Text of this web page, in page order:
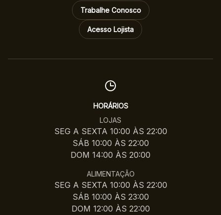
Trabalhe Conosco
Acesso Lojista
HORÁRIOS
LOJAS
SEG A SEXTA 10:00 ÀS 22:00
SÁB 10:00 ÀS 22:00
DOM 14:00 ÀS 20:00
ALIMENTAÇÃO
SEG A SEXTA 10:00 ÀS 22:00
SÁB 10:00 ÀS 23:00
DOM 12:00 ÀS 22:00